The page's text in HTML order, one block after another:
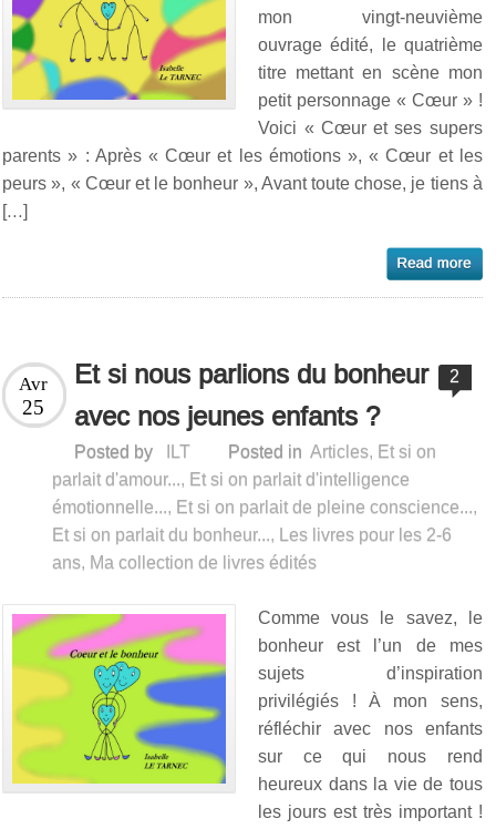
mon vingt-neuvième
ouvrage édité, le quatrième
titre mettant en scène mon
petit personnage « Cœur » !
Voici « Cœur et ses supers
parents » : Après « Cœur et les émotions », « Cœur et les
peurs », « Cœur et le bonheur », Avant toute chose, je tiens à
[…]
Et si nous parlions du bonheur
avec nos jeunes enfants ?
Avr
25
Posted by ILT Posted in Articles, Et si on
parlait d'amour..., Et si on parlait d'intelligence
émotionnelle..., Et si on parlait de pleine conscience...,
Et si on parlait du bonheur...,
Les livres pour les 2-6
ans, Ma collection de livres édités
2
Comme vous le savez, le
bonheur est l’un de mes
sujets d’inspiration
privilégiés ! À mon sens,
réfléchir avec nos enfants
sur ce qui nous rend
heureux dans la vie de tous
les jours est très important !